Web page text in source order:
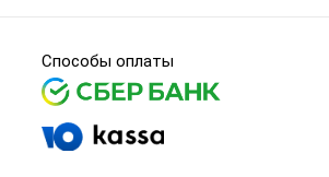
Способы оплаты